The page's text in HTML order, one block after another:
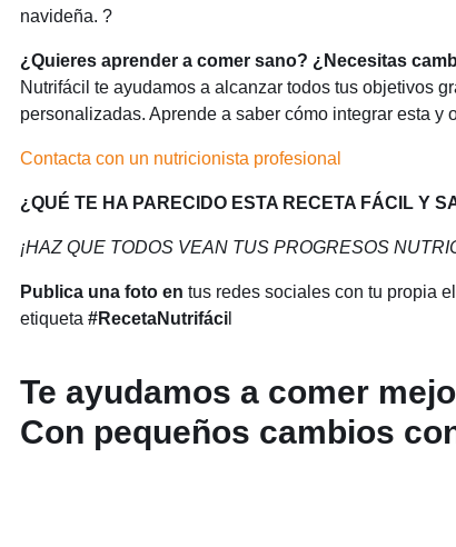
navideña. ?
¿Quieres aprender a comer sano? ¿Necesitas
Nutrifácil te ayudamos a alcanzar todos tus objetivos
personalizadas. Aprende a saber cómo integrar esta y
Contacta con un nutricionista profesional
¿QUÉ TE HA PARECIDO ESTA RECETA FÁCIL Y
¡HAZ QUE TODOS VEAN TUS PROGRESOS
Publica una foto en tus redes sociales con tu propia
etiqueta #RecetaNutrifáci
Te ayudamos a comer
Con pequeños cambios